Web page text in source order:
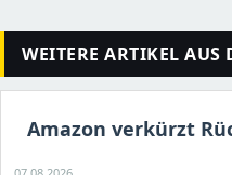
WEITERE ARTIKEL AUS
Amazon verkürzt